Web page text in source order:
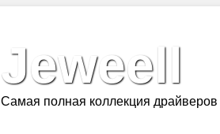
Jeweell
Самая полная коллекция